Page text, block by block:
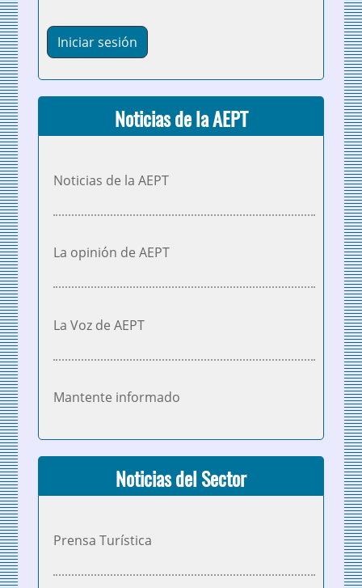
Noticias de la AEPT
Noticias de la AEPT
La opinión de AEPT
La Voz de AEPT
Mantente informado
Noticias del Sector
Prensa Turística